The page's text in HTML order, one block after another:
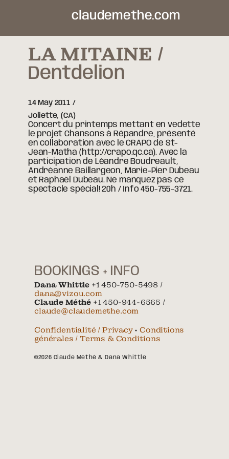
claudemethe.com
LA MITAINE
Dentdelion
14 May 2011
Joliette,(CA)
Concert du printemps mettant en vedette
le projet Chansons à Répandre, présenté
en collaboration avec le CRAPO de St-
Jean-Matha (http://crapo.qc.ca). Avec la
participation de Léandre Boudreault,
Andréanne Baillargeon, Marie-Pier Dubeau
et Raphaël Dubeau. Ne manquez pas ce
spectacle spécial! 20h / Info 450-755-3721.
BOOKINGS + INFO
Dana Whittle +1 450-750-5498 /
dana@vizou.com
Claude Méthé +1 450-944-6565 /
claude@claudemethe.com
Confidentialité / Privacy•Conditions
générales / Terms & Conditions
©2026 Claude Méthé & Dana Whittle